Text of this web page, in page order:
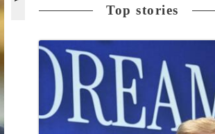
Top stories